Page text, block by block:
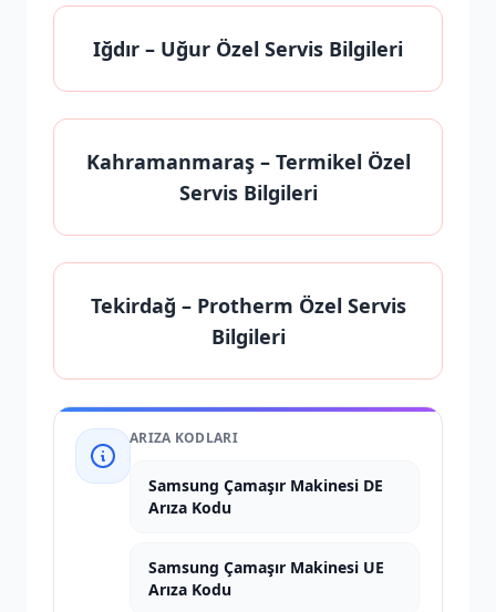
Iğdır – Uğur Özel Servis Bilgileri
Kahramanmaraş– Termikel Özel
Servis Bilgileri
Tekirdağ – Protherm Özel Servis
Bilgileri
ARIZA KODLARI
Samsung Çamaşır Makinesi DE
Arıza Kodu
Samsung Çamaşır Makinesi UE
Arıza Kodu